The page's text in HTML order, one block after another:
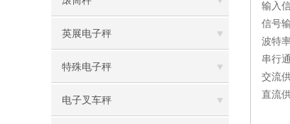
英展电子秤
特殊电子秤
电子叉车秤
输入
信号
波特
串行
交流
直流